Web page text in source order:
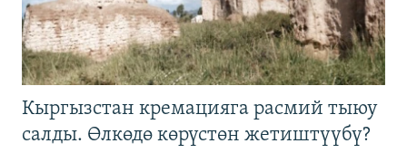
Кыргызстан кремацияга расмий тыюу
салды. Өлкөдө көрүстөн жетиштүүбү?